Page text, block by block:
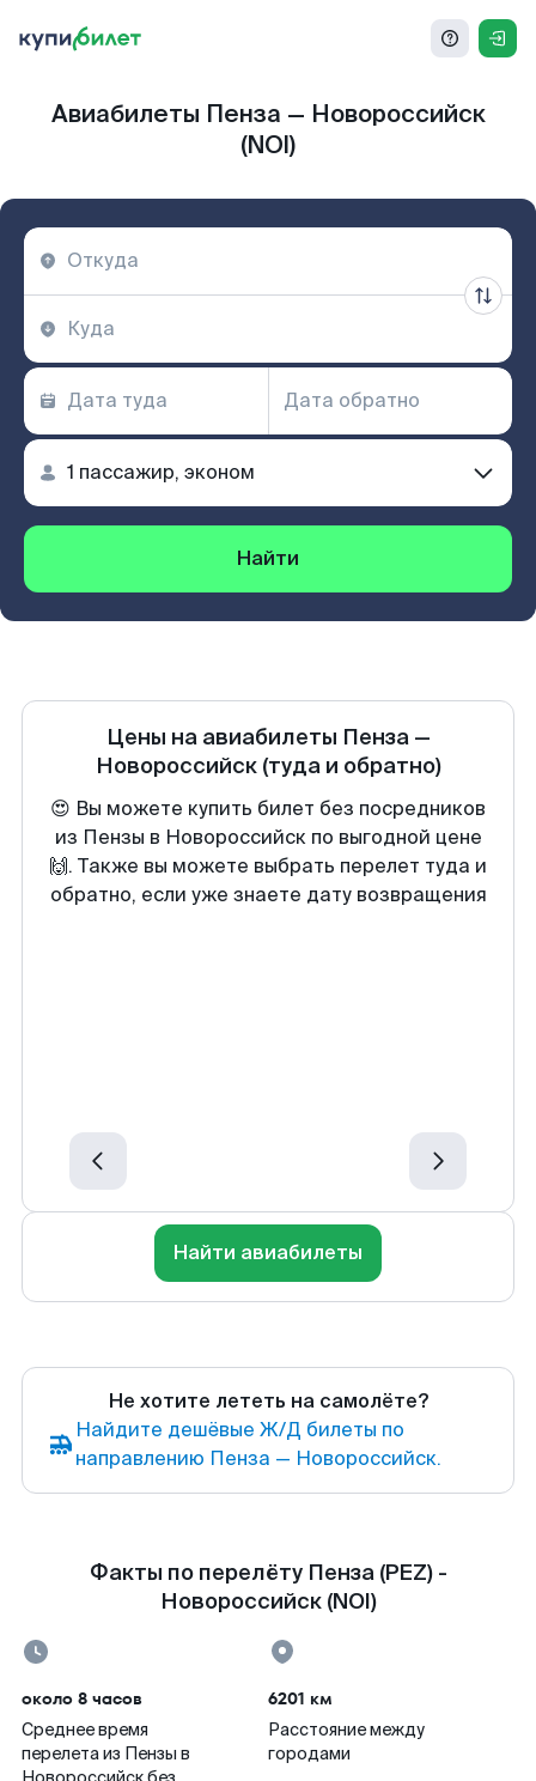
Авиабилеты Пенза — Новороссийск
(NOI)
Найти
Цены на авиабилеты Пенза—
Новороссийск (туда и обратно)
😍 Вы можете купить билет без посредников
из Пензы в Новороссийск по выгодной цене
🙌. Также вы можете выбрать перелет туда и
обратно, если уже знаете дату возвращения
Найти авиабилеты
Не хотите лететь на самолёте?
Найдите дешёвые Ж/Д билеты по
направлению Пенза — Новороссийск.
Факты по перелёту Пенза (PEZ) -
Новороссийск (NOI)
около 8 часов
Среднее время
перелета из Пензы в
6201 км
Расстояние между
городами